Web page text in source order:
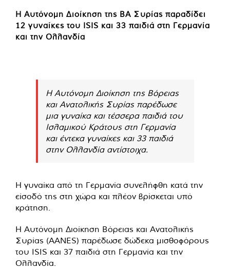
Η Αυτόνομη Διοίκηση της ΒΑ Συρίας παραδίδει
12 γυναίκες του ISIS και 33 παιδιά στη Γερμανία
και την Ολλανδία
Η Αυτόνομη Διοίκηση της Βόρειας
και Ανατολικής Συρίας παρέδωσε
μια γυναίκα και τέσσερα παιδιά του
Ισλαμικού Κράτους στη Γερμανία
και έντεκα γυναίκες και 33 παιδιά
στην Ολλανδία αντίστοιχα.
Η γυναίκα από τη Γερμανία συνελήφθη κατά την
είσοδό της στη χώρα και πλέον βρίσκεται υπό
κράτηση.
Η Αυτόνομη Διοίκηση Βόρειας και Ανατολικής
Συρίας (AANES) παρέδωσε δώδεκα μισθοφόρους
του ISIS και 37 παιδιά στη Γερμανία και την
Ολλανδία.